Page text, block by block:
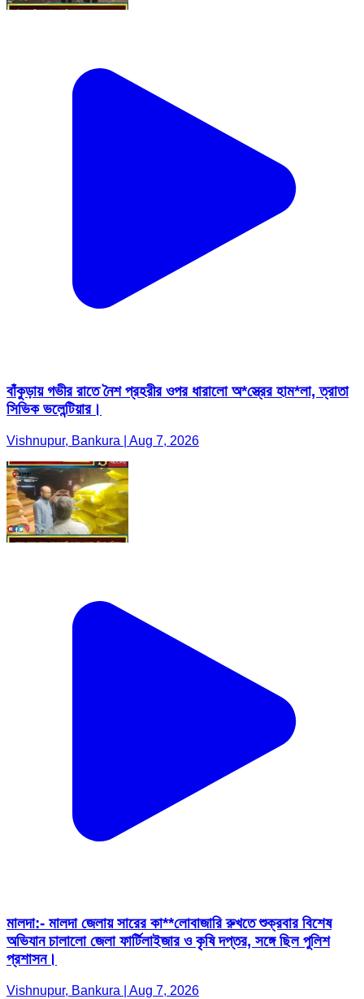
বাঁকুড়ায় গভীর রাতে নৈশ প্রহরীর ওপর ধারালো অ*স্ত্রের হাম*লা, ত্রাতা
সিভিক ভলেন্টিয়ার।
Vishnupur, Bankura | Aug 7, 2026
মালদা:- মালদা জেলায় সারের কা**লোবাজারি রুখতে শুক্রবার বিশেষ
অভিযান চালালো জেলা ফার্টিলাইজার ও কৃষি দপ্তর, সঙ্গে ছিল পুলিশ
প্রশাসন।
Vishnupur, Bankura | Aug 7, 2026